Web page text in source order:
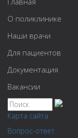
О поликлинике
Наши врачи
Для пациентов
Документация
Вакансии
Карта сайта
Вопрос-ответ